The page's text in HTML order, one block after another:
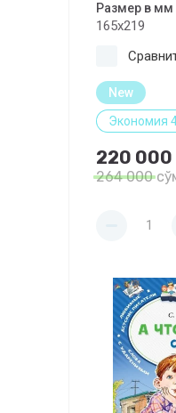
Размер в мм
165x219
New
Экономия
220 000
264 000